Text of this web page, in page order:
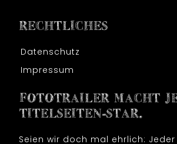
RECHTLICHES
Datenschutz
Impressum
FOTOTRAILER MACHT
TITELSEITEN-STAR.
Seien wir doch mal ehrlich: